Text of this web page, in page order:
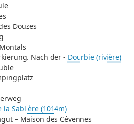
Douzes
Nach der - Dourbie (rivière)
la Sablière (1014m)
– Maison des Cévennes